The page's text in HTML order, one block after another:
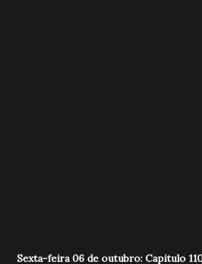
Sexta-feira 06 de outubro: Capitulo